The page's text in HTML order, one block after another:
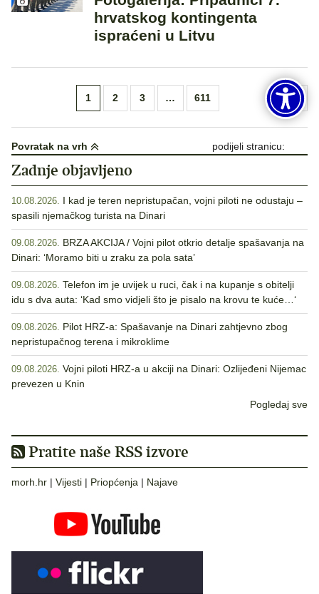
hrvatskog kontingenta
ispraćeni u Litvu
objava
1 2 3 … 611
Povratak na vrh podijeli stranicu:
Zadnje objavljeno
10.08.2026. I kad je teren nepristupačan, vojni piloti ne odustaju –
spasili njemačkog turista na Dinari
09.08.2026. BRZA AKCIJA / Vojni pilot otkrio detalje spašavanja na
Dinari: ‘Moramo biti u zraku za pola sata’
09.08.2026. Telefon im je uvijek u ruci, čak i na kupanje s obitelji
idu s dva auta: ‘Kad smo vidjeli što je pisalo na krovu te kuće…‘
09.08.2026. Pilot HRZ-a: Spašavanje na Dinari zahtjevno zbog
nepristupačnog terena i mikroklime
09.08.2026. Vojni piloti HRZ-a u akciji na Dinari: Ozlijeđeni Nijemac
prevezen u Knin
Pogledaj sve
Pratite naše RSS izvore
morh.hr | Vijesti | Priopćenja | Najave